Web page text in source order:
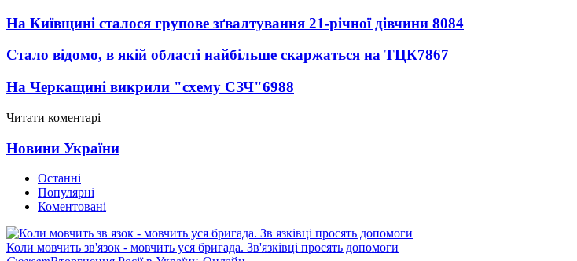
На Київщині сталося групове зґвалтування 21-річної дівчини 8084
Стало відомо, в якій області найбільше скаржаться на ТЦК7867
На Черкащині викрили "схему СЗЧ"6988
Читати коментарі
Новини України
Останні
Популярні
Коментовані
Коли мовчить зв'язок - мовчить уся бригада. Зв'язківці просять допомоги